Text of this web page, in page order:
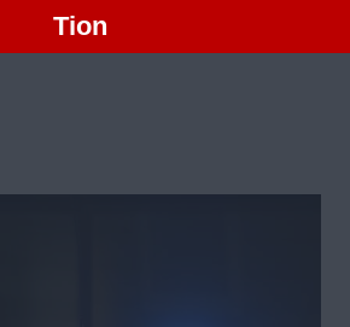
Tion